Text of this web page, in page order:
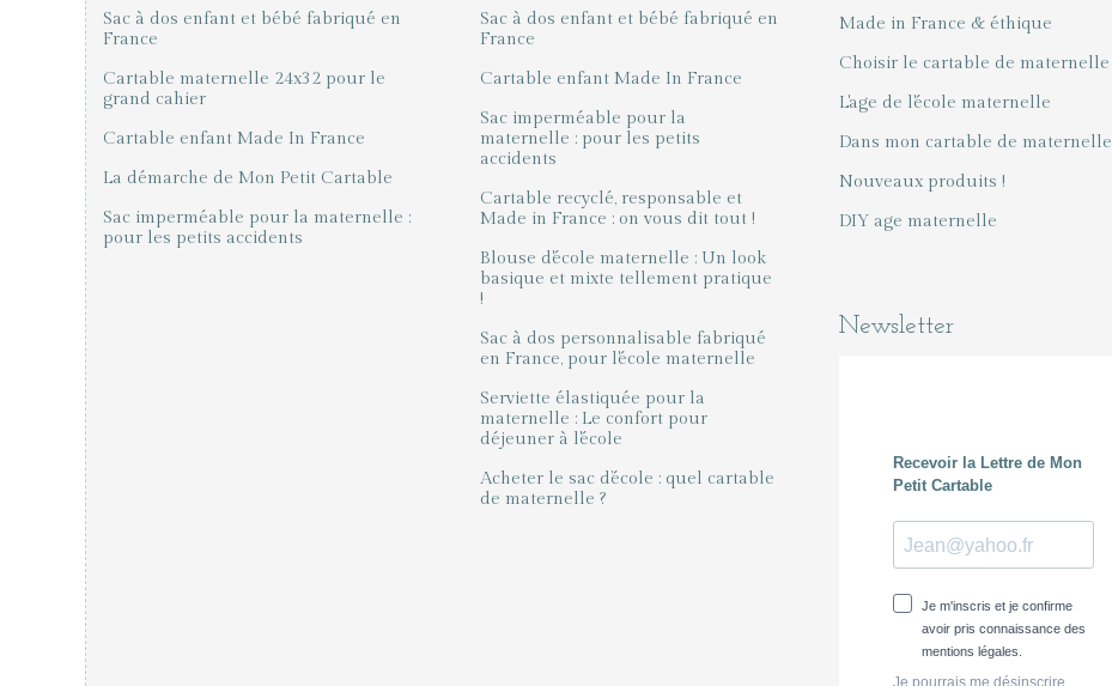
Sac à dos enfant et bébé fabriqué en
France
Cartable maternelle 24x32 pour le
grand cahier
Cartable enfant Made In France
La démarche de Mon Petit Cartable
Sac imperméable pour la maternelle :
pour les petits accidents
Sac à dos enfant et bébé fabriqué en
France
Cartable enfant Made In France
Sac imperméable pour la
maternelle : pour les petits
accidents
Cartable recyclé, responsable et
Made in France : on vous dit tout !
Blouse d'école maternelle : Un look
basique et mixte tellement pratique
!
Sac à dos personnalisable fabriqué
en France, pour l'école maternelle
Serviette élastiquée pour la
maternelle : Le confort pour
déjeuner à l'école
Acheter le sac d’école : quel cartable
de maternelle ?
Made in France & éthique
Choisir le cartable de maternelle
L'age de l'école maternelle
Dans mon cartable de maternelle
Nouveaux produits !
DIY age maternelle
Newsletter